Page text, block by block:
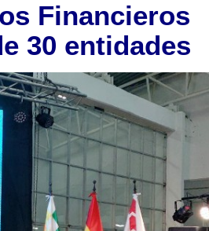
Financieros
30 entidades